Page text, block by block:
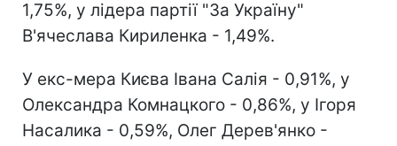
1,75%, у лідера партії "За Україну"
В'ячеслава Кириленка - 1,49%.
У екс-мера Києва Івана Салія - 0,91%, у
Олександра Комнацкого - 0,86%, у Ігоря
Насалика - 0,59%, Олег Дерев'янко -